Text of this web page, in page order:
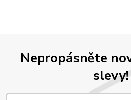
Nepropásněte
slevy!